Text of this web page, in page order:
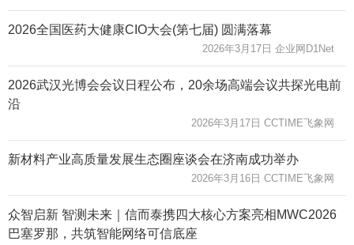
2026全国医药大健康CIO大会(第七届) 圆满落幕
2026年3月17日 企业网D1Net
2026武汉光博会会议日程公布，20余场高端会议共探光电前
沿
2026年3月17日 CCTIME飞象网
新材料产业高质量发展生态圈座谈会在济南成功举办
2026年3月16日 CCTIME飞象网
众智启新 智测未来｜信而泰携四大核心方案亮相MWC2026
巴塞罗那，共筑智能网络可信底座